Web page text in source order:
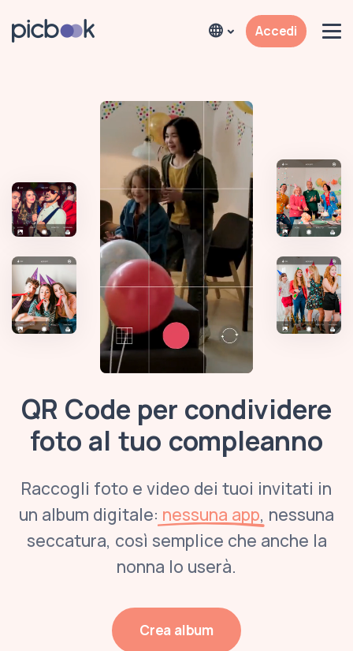
Accedi
QR Code per condividere
foto al tuo compleanno
Raccogli foto e video dei tuoi invitati in
un album digitale: nessuna app, nessuna
seccatura, così semplice che anche la
nonna lo userà.
Crea album